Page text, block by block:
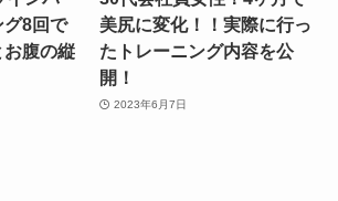
グ8回で
お腹の縦
美尻に変化！！実際に行っ
たトレーニング内容を公
開！
2023年6月7日